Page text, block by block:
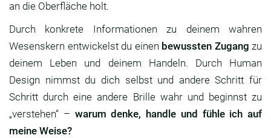
an die Oberfläche holt.
Durch konkrete Informationen zu deinem wahren
Wesenskern entwickelst du einen bewussten Zugang zu
deinem Leben und deinem Handeln. Durch Human
Design nimmst du dich selbst und andere Schritt für
Schritt durch eine andere Brille wahr und beginnst zu
„verstehen“ – warum denke, handle und fühle ich auf
meine Weise?